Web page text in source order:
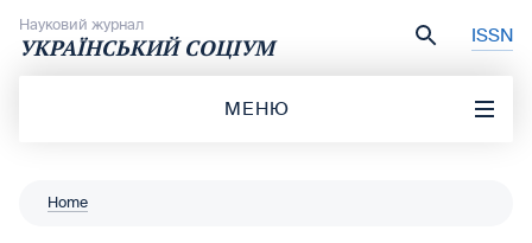
Науковий журнал
УКРАЇНСЬКИЙ СОЦІУМ ISSN
МЕНЮ
Home